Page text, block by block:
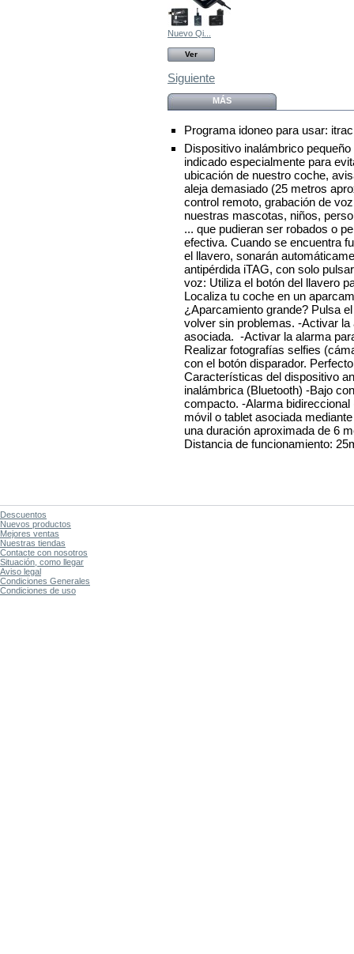
Nuevo Qi...
Ver
Siguiente
MÁS
Programa idoneo para usar:
Dispositivo inalámbrico
indicado especialmente para
ubicación de nuestro coche,
aleja demasiado (25 metros
control remoto, grabación de
nuestras mascotas, niños,
... que pudieran ser robados o
efectiva. Cuando se encuentra
el llavero, sonarán
antipérdida iTAG, con solo
voz: Utiliza el botón del llavero
Localiza tu coche en un
¿Aparcamiento grande? Pulsa
volver sin problemas. -Activar
asociada. -Activar la alarma
Realizar fotografías selfies
con el botón disparador.
Características del dispositivo
inalámbrica (Bluetooth) -Bajo
compacto. -Alarma
móvil o tablet asociada
una duración aproximada de 6
Distancia de funcionamiento:
Descuentos
Nuevos productos
Mejores ventas
Nuestras tiendas
Contacte con nosotros
Situación, como llegar
Aviso legal
Condiciones Generales
Condiciones de uso